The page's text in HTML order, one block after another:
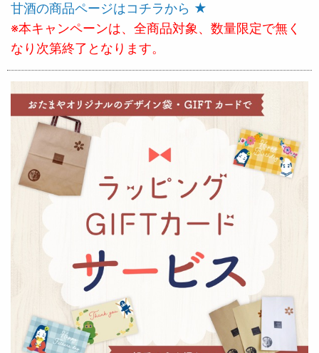
甘酒の商品ページはコチラから ★
※本キャンペーンは、全商品対象、数量限定で無く
なり次第終了となります。